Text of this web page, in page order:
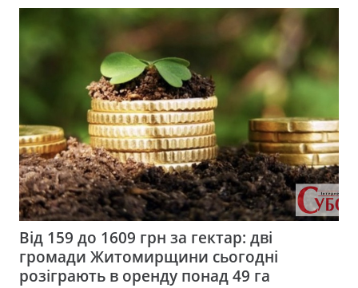
Від 159 до 1609 грн за гектар: дві
громади Житомирщини сьогодні
розіграють в оренду понад 49 га